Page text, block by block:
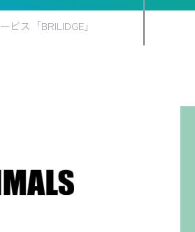
ス「BRILIDGE」